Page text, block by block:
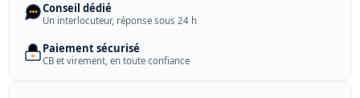
Conseil dédié
Un interlocuteur, réponse sous 24 h
Paiement sécurisé
CB et virement, en toute confiance